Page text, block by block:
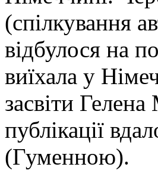
(спілкування
відбулося на
виїхала у
засвіти
публікації
(Гуменною).